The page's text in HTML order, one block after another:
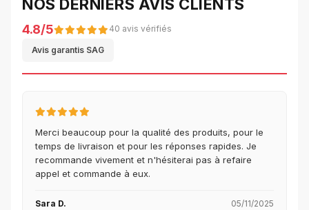
NOS DERNIERS AVIS CLIENTS
4.8/5 40 avis vérifiés
Avis garantis SAG
Merci beaucoup pour la qualité des produits, pour le
temps de livraison et pour les réponses rapides. Je
recommande vivement et n'hésiterai pas à refaire
appel et commande à eux.
Sara D. 05/11/2025